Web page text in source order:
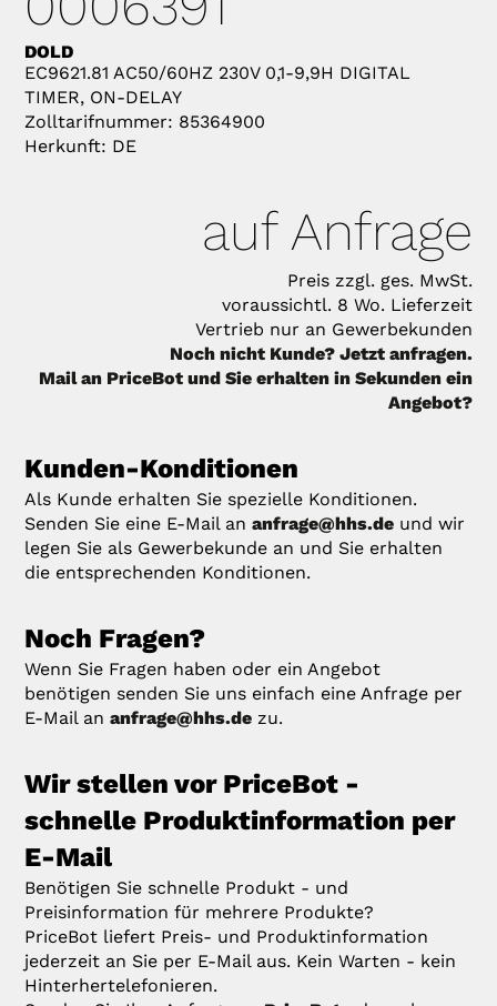
DOLD
EC9621.81 AC50/60HZ 230V 0,1-9,9H DIGITAL
TIMER, ON-DELAY
Zolltarifnummer: 85364900
Herkunft: DE
auf Anfrage
Preis zzgl. ges. MwSt.
voraussichtl. 8 Wo. Lieferzeit
Vertrieb nur an Gewerbekunden
Noch nicht Kunde? Jetzt anfragen.
Mail an PriceBot und Sie erhalten in Sekunden ein
Angebot?
Kunden-Konditionen
Als Kunde erhalten Sie spezielle Konditionen.
Senden Sie eine E-Mail ananfrage@hhs.de und wir
legen Sie als Gewerbekunde an und Sie erhalten
die entsprechenden Konditionen.
Noch Fragen?
Wenn Sie Fragen haben oder ein Angebot
benötigen senden Sie uns einfach eine Anfrage per
E-Mail ananfrage@hhs.de zu.
Wir stellen vor PriceBot -
schnelle Produktinformation per
E-Mail
Benötigen Sie schnelle Produkt - und
Preisinformation für mehrere Produkte?
PriceBot liefert Preis- und Produktinformation
jederzeit an Sie per E-Mail aus. Kein Warten - kein
Hinterhertelefonieren.